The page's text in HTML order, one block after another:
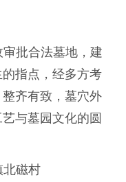
批合法墓地，建
指点，经多方考
齐有致，墓穴外
与墓园文化的圆
北磁村